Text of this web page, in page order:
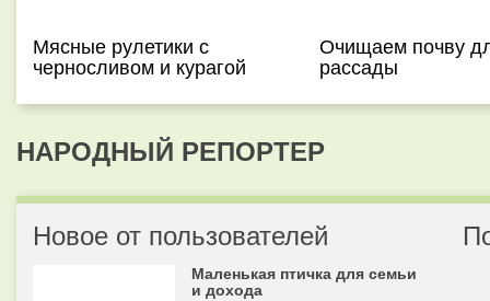
Мясные рулетики с
черносливом и курагой
Очищаем почву
рассады
НАРОДНЫЙ РЕПОРТЕР
Новое от пользователей
Маленькая птичка для семьи
и дохода